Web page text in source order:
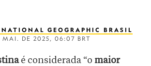
NATIONAL GEOGRAPHIC BRASIL
MAI. DE 2025, 06:07 BRT
é considerada “o maior